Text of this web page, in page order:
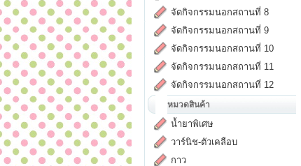
จัดกิจกรรมนอกสถานที่ 8
จัดกิจกรรมนอกสถานที่ 9
จัดกิจกรรมนอกสถานที่ 10
จัดกิจกรรมนอกสถานที่ 11
จัดกิจกรรมนอกสถานที่ 12
หมวดสินค้า
น้ำยาพิเศษ
วาร์นิช-ตัวเคลือบ
กาว